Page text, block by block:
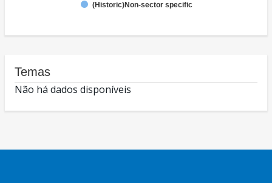
(Historic)Non-sector specific
Temas
Não há dados disponíveis